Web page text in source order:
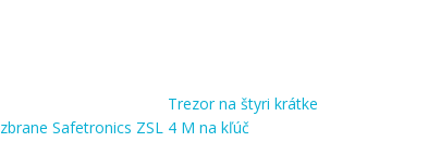
Trezor na štyri krátke
zbrane Safetronics ZSL 4 M na kľúč